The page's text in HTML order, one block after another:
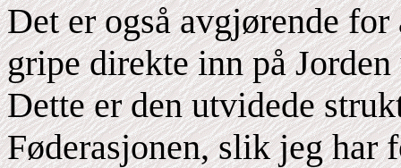
Det er også avgjørende
gripe direkte inn på
Dette er den utvidede
Føderasjonen, slik jeg har